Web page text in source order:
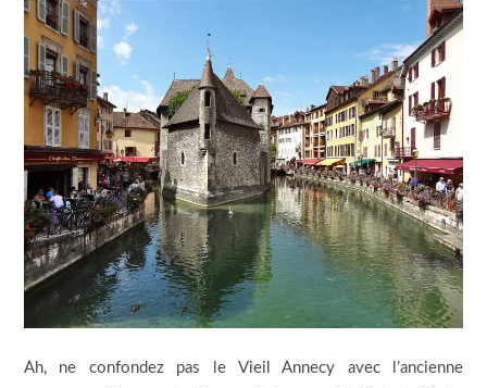
Ah, ne confondez pas le Vieil Annecy avec l’ancienne